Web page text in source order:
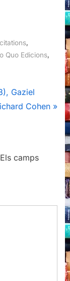
citations
Quo Edicions
Gaziel
Cohen
Els camps